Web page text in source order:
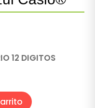
12 DIGITOS